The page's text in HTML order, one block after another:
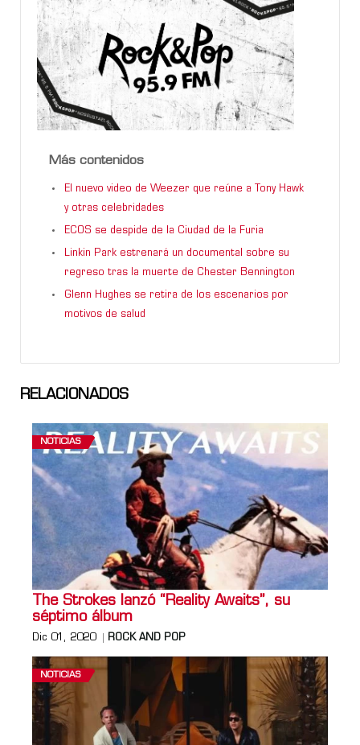
Más contenidos
El nuevo video de Weezer que reúne a Tony Hawk
y otras celebridades
ECOS se despide de la Ciudad de la Furia
Linkin Park estrenará un documental sobre su
regreso tras la muerte de Chester Bennington
Glenn Hughes se retira de los escenarios por
motivos de salud
RELACIONADOS
NOTICIAS
The Strokes lanzó “Reality Awaits”, su
séptimo álbum
Dic 01, 2020 ROCK AND POP
NOTICIAS